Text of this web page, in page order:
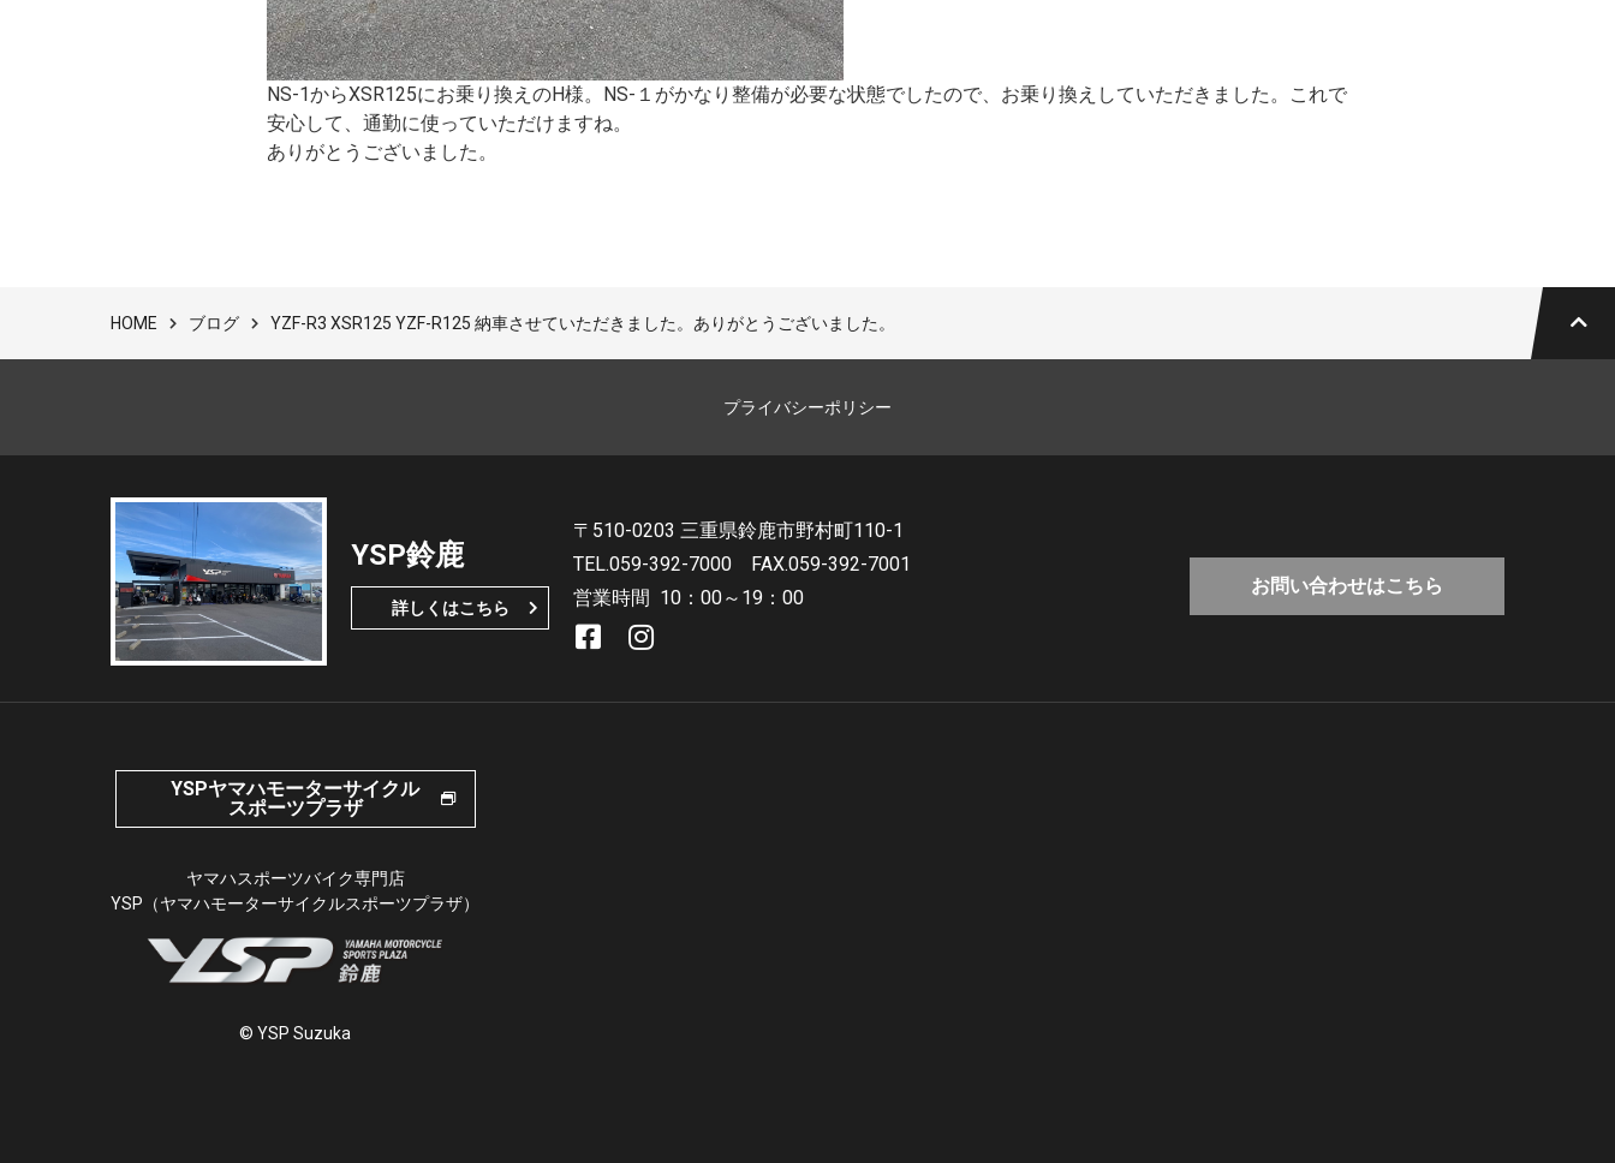
NS-1からXSR125にお乗り換えのH様。NS-１がかなり整備が必要な状態でしたので、お乗り換えしていただきました。これで
安心して、通勤に使っていただけますね。
ありがとうございました。
HOME ブログ YZF-R3 XSR125 YZF-R125 納車させていただきました。ありがとうございました。
プライバシーポリシー
YSP鈴鹿
詳しくはこちら
〒510-0203 三重県鈴鹿市野村町110-1
TEL.059-392-7000
FAX.059-392-7001
営業時間 10：00～19：00
お問い合わせはこちら
YSPヤマハモーターサイクル
スポーツプラザ
ヤマハスポーツバイク専門店
YSP（ヤマハモーターサイクルスポーツプラザ）
© YSP Suzuka